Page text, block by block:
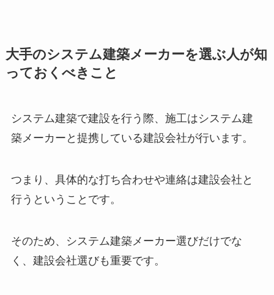
大手のシステム建築メーカーを選ぶ人が知
っておくべきこと
システム建築で建設を行う際、施工はシステム建
築メーカーと提携している建設会社が行います。
つまり、具体的な打ち合わせや連絡は建設会社と
行うということです。
そのため、システム建築メーカー選びだけでな
く、建設会社選びも重要です。